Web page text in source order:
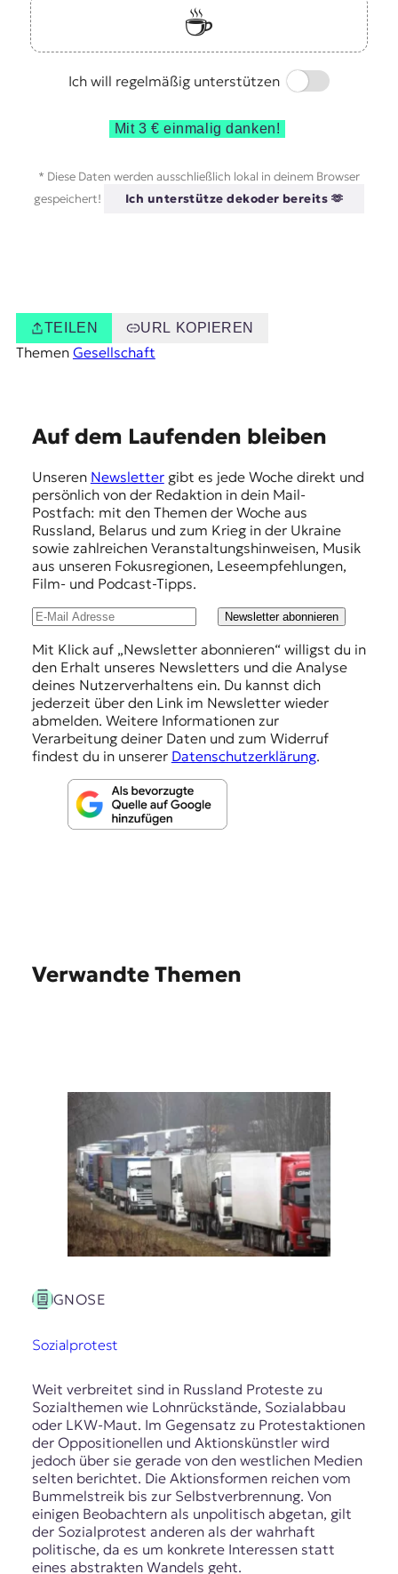
☕️
Ich will regelmäßig unterstützen
Switch
Mit 3 € einmalig danken!
* Diese Daten werden ausschließlich lokal in deinem Browser
gespeichert!
Ich unterstütze dekoder bereits 🫶
TEILEN URL KOPIEREN
Themen Gesellschaft
Auf dem Laufenden bleiben
Unseren Newslettergibt es jede Woche direkt und
persönlich von der Redaktion in dein Mail-
Postfach: mit den Themen der Woche aus
Russland, Belarus und zum Krieg in der Ukraine
sowie zahlreichen Veranstaltungshinweisen, Musik
aus unseren Fokusregionen, Leseempfehlungen,
Film- und Podcast-Tipps.
Newsletter abonnieren
Mit Klick auf „Newsletter abonnieren“ willigst du in
den Erhalt unseres Newsletters und die Analyse
deines Nutzerverhaltens ein. Du kannst dich
jederzeit über den Link im Newsletter wieder
abmelden. Weitere Informationen zur
Verarbeitung deiner Daten und zum Widerruf
findest du in unserer Datenschutzerklärung.
Verwandte Themen
GNOSE
Sozialprotest
Weit verbreitet sind in Russland Proteste zu
Sozialthemen wie Lohnrückstände, Sozialabbau
oder LKW-Maut. Im Gegensatz zu Protestaktionen
der Oppositionellen und Aktionskünstler wird
jedoch über sie gerade von den westlichen Medien
selten berichtet. Die Aktionsformen reichen vom
Bummelstreik bis zur Selbstverbrennung. Von
einigen Beobachtern als unpolitisch abgetan, gilt
der Sozialprotest anderen als der wahrhaft
politische, da es um konkrete Interessen statt
eines abstrakten Wandels geht.